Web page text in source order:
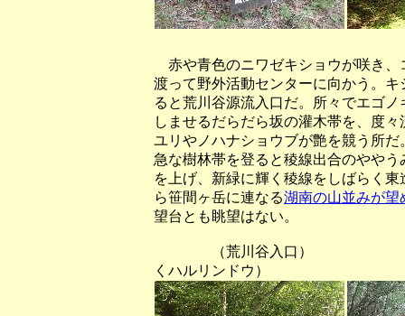
赤や青色のニワゼキショウが咲き、
渡って野外活動センターに向かう。
ると荒川谷源流入口だ。所々でエゴ
しませるだらだら坂の灌木帯を、度
ユリやノハナショウブが艶を競う所
急な樹林帯を登ると稜線出合のやや
を上げ、新緑に輝く稜線をしばらく
ら笹間ヶ岳に連なる湖南の山並みが望
望台とも眺望はない。
（荒川谷入口） （だら
くハルリンドウ）